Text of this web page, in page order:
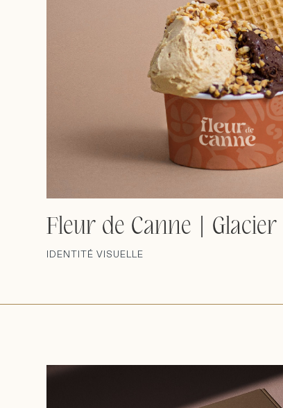
Fleur de Canne | Glacier
IDENTITÉ VISUELLE